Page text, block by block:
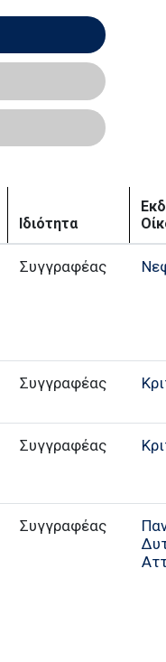
Ιδιότητα
Συγγραφέας
Συγγραφέας
Συγγραφέας
Συγγραφέας